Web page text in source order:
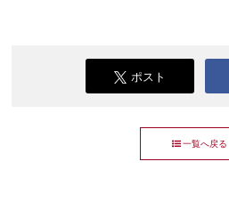
ポスト
一覧へ戻る